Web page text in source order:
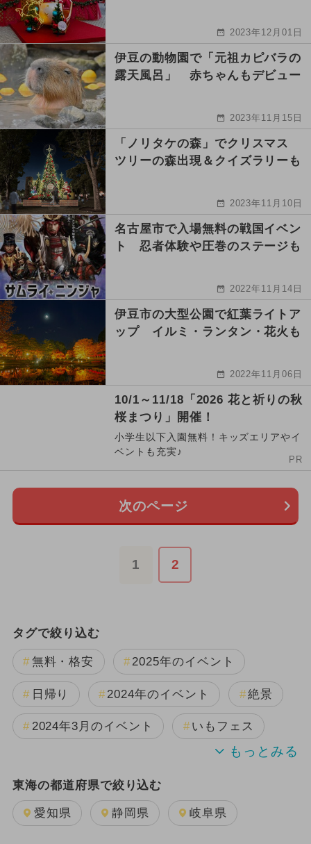
2023年12月01日
伊豆の動物園で「元祖カピバラの
露天風呂」 赤ちゃんもデビュー
2023年11月15日
「ノリタケの森」でクリスマス
ツリーの森出現＆クイズラリーも
2023年11月10日
名古屋市で入場無料の戦国イベン
ト 忍者体験や圧巻のステージも
2022年11月14日
伊豆市の大型公園で紅葉ライトア
ップ イルミ・ランタン・花火も
2022年11月06日
10/1～11/18「2026 花と祈りの秋
桜まつり」開催！
小学生以下入園無料！キッズエリアやイ
ベントも充実♪
PR
次のページ
1 2
タグで絞り込む
無料・格安 2025年のイベント
日帰り 2024年のイベント 絶景
2024年3月のイベント いもフェス
花火 2023年12月のイベント
イルミネーション 夏休み
東海の都道府県で絞り込む
愛知県 静岡県 岐阜県